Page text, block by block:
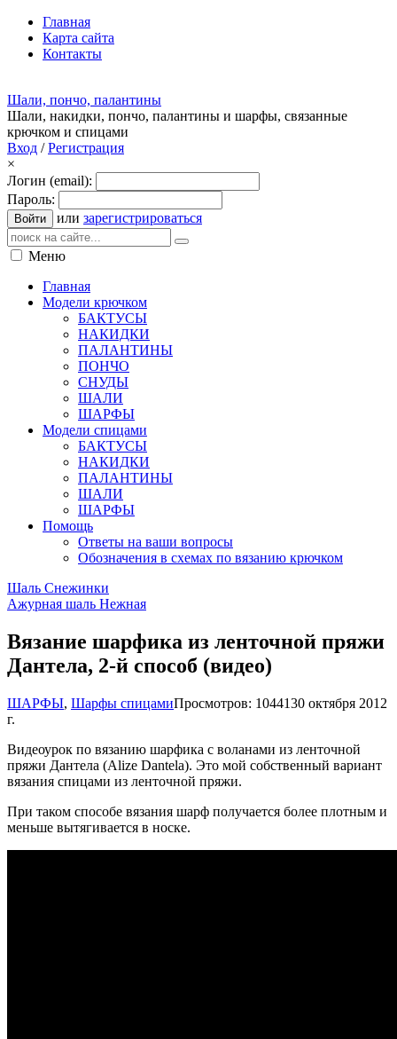
Главная
Карта сайта
Контакты
Шали, пончо, палантины
Шали, накидки, пончо, палантины и шарфы, связанные
крючком и спицами
Вход /Регистрация
×
Логин (email):
Пароль:
Войти или зарегистрироваться
Меню
Главная
Модели крючком
БАКТУСЫ
НАКИДКИ
ПАЛАНТИНЫ
ПОНЧО
СНУДЫ
ШАЛИ
ШАРФЫ
Модели спицами
БАКТУСЫ
НАКИДКИ
ПАЛАНТИНЫ
ШАЛИ
ШАРФЫ
Помощь
Ответы на ваши вопросы
Обозначения в схемах по вязанию крючком
Шаль Снежинки
Ажурная шаль Нежная
Вязание шарфика из ленточной пряжи
Дантела, 2-й способ (видео)
ШАРФЫ, Шарфы спицамиПросмотров: 1044130 октября 2012
г.
Видеоурок по вязанию шарфика с воланами из ленточной
пряжи Дантела (Alize Dantela). Это мой собственный вариант
вязания спицами из ленточной пряжи.
При таком способе вязания шарф получается более плотным и
меньше вытягивается в носке.